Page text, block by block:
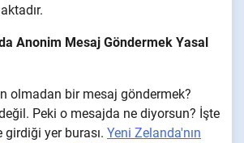
Anonim Mesaj Göndermek Yasal
olmadan bir mesaj göndermek?
Peki o mesajda ne diyorsun? İşte
girdiği yer burası. Yeni Zelanda'nın